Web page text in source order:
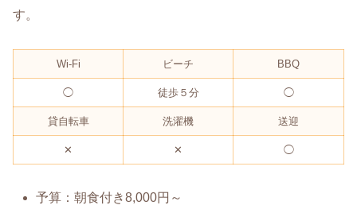
す。
Wi-Fi ビーチ BBQ
◯ 徒歩５分 ◯
貸自転車 洗濯機 送迎
✕ ✕ ◯
予算：朝食付き8,000円～